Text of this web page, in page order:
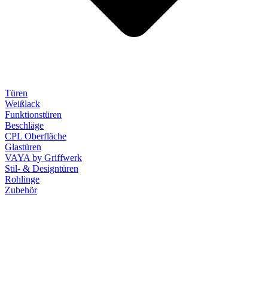
Türen
Weißlack
Funktionstüren
Beschläge
CPL Oberfläche
Glastüren
VAYA by Griffwerk
Stil- & Designtüren
Rohlinge
Zubehör